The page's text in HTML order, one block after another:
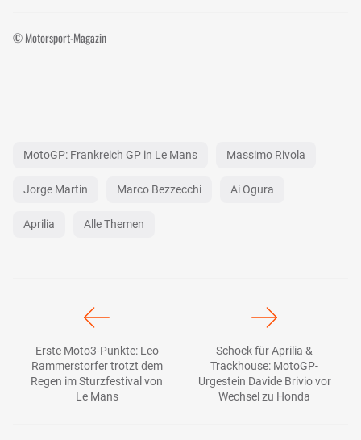
© Motorsport-Magazin
MotoGP: Frankreich GP in Le Mans Massimo Rivola
Jorge Martin Marco Bezzecchi Ai Ogura
Aprilia Alle Themen
Erste Moto3-Punkte: Leo
Rammerstorfer trotzt dem
Regen im Sturzfestival von
Le Mans
Schock für Aprilia &
Trackhouse: MotoGP-
Urgestein Davide Brivio vor
Wechsel zu Honda